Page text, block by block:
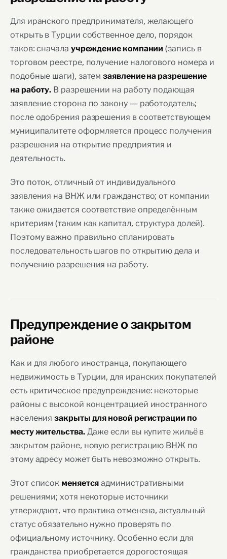
Для иранского предпринимателя, желающего
открыть в Турции собственное дело, порядок
таков: сначала учреждение компании (запись в
торговом реестре, получение налогового номера и
подобные шаги), затемзаявление на разрешение
на работу. В разрешении на работу подающая
заявление сторона по закону — работодатель;
после одобрения разрешения в соответствующем
муниципалитете оформляется процесс получения
разрешения на открытие предприятия и
деятельность.
Это поток, отличный от индивидуального
заявления на ВНЖ или гражданство; от компании
также ожидается соответствие определённым
критериям (таким как капитал, структура долей).
Поэтому важно правильно спланировать
последовательность шагов по открытию дела и
получению разрешения на работу.
Предупреждение о закрытом
районе
Как и для любого иностранца, покупающего
недвижимость в Турции, для иранских покупателей
есть критическое предупреждение: некоторые
районы с высокой концентрацией иностранного
населениязакрыты для новой регистрации по
месту жительства.Даже если вы купите жильё в
закрытом районе, новую регистрацию ВНЖ по
этому адресу может быть невозможно открыть.
Этот список меняется административными
решениями; хотя некоторые источники
утверждают, что практика отменена, актуальный
статус обязательно нужно проверять по
официальному источнику. Особенно если для
гражданства приобретается дорогостоящая